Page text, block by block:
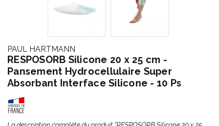
PAUL HARTMANN
RESPOSORB Silicone 20 x 25 cm -
Pansement Hydrocellulaire Super
Absorbant Interface Silicone - 10 Ps